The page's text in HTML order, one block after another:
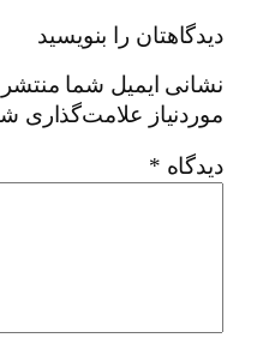
دیدگاهتان را بنویسید
نشانی ایمیل شما
موردنیاز علامت‌گذاری
دیدگاه *